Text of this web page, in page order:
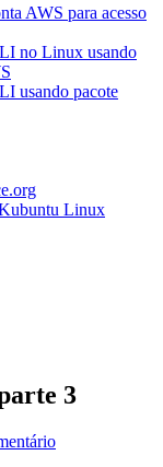
AWS para acesso
no Linux usando
usando pacote
Kubuntu Linux
3